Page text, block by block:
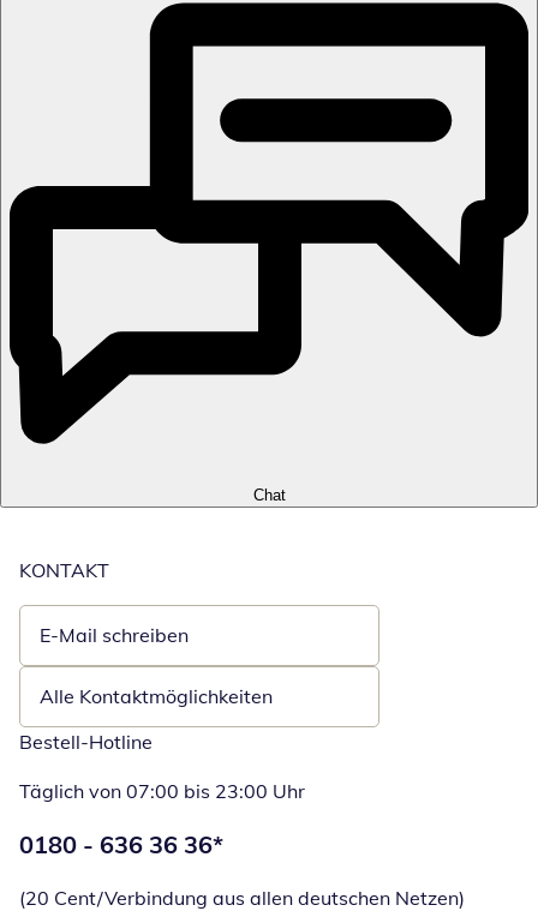
Chat
KONTAKT
E-Mail schreiben
Öffnet E-Mail-Client
Alle Kontaktmöglichkeiten
Bestell-Hotline
Täglich von 07:00 bis 23:00 Uhr
Telefonnummer:
0180 - 636 36 36*
(20 Cent/Verbindung aus allen deutschen Netzen)